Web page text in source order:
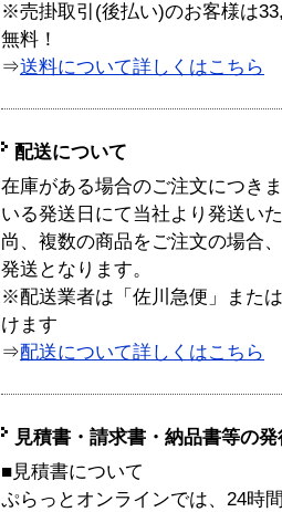
※売掛取引(後払い)のお客様は
無料！
⇒送料について詳しくはこちら
配送について
在庫がある場合のご注文につき
いる発送日にて当社より発送い
尚、複数の商品をご注文の場合
発送となります。
※配送業者は「佐川急便」また
けます
⇒配送について詳しくはこちら
見積書・請求書・納品書等の
■見積書について
ぷらっとオンラインでは、24時